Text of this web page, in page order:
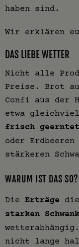
haben sind.
Wir erklären
DAS LIEBE WETTER
Nicht alle
Preise. Brot
Confi aus der
etwa
frisch
oder
stärkeren
WARUM IST DAS SO?
Die Erträge
starken
nicht lange